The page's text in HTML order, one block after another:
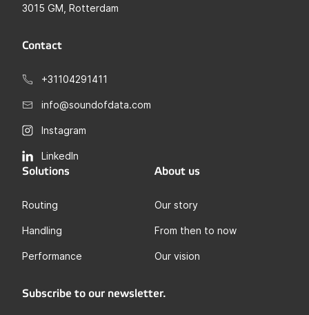
3015 GM, Rotterdam
Contact
+31104291411
info@soundofdata.com
Instagram
LinkedIn
Solutions
Routing
Handling
Performance
About us
Our story
From then to now
Our vision
Subscribe to our newsletter.